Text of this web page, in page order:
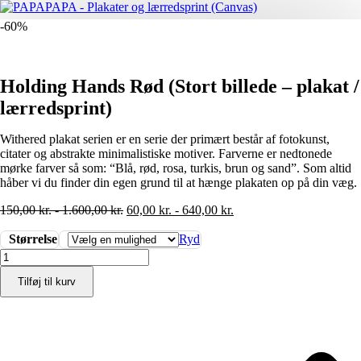
-60%
Holding Hands Rød (Stort billede – plakat /
lærredsprint)
Withered plakat serien er en serie der primært består af fotokunst,
citater og abstrakte minimalistiske motiver. Farverne er nedtonede
mørke farver så som: “Blå, rød, rosa, turkis, brun og sand”. Som altid
håber vi du finder din egen grund til at hænge plakaten op på din væg.
150,00kr.-1.600,00kr. 60,00 kr. - 640,00 kr.
Størrelse
Ryd
Holding
Hands
Rød
(Stort
Tilføj til kurv